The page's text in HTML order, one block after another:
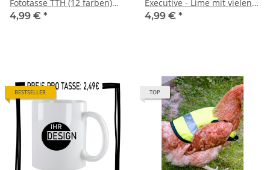
Fototasse TTH (12 farben)
inkl Wunschdruck AKTION
4,99 € *
Executive - Lime mit vielen
Taschen und Reißverschluss
4,99 € *
BESTSELLER TOP